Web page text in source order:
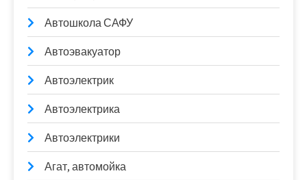
Автошкола САФУ
Автоэвакуатор
Автоэлектрик
Автоэлектрика
Автоэлектрики
Агат, автомойка